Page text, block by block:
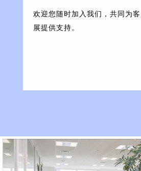
欢迎您随时加入我们，共同为
展提供支持。